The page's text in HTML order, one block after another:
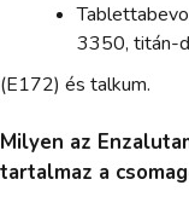
3350, titán-
(E172) és talkum.
Milyen az
tartalmaz a